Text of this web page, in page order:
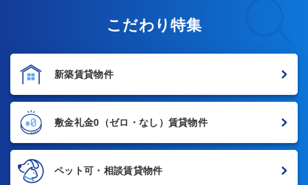
こだわり特集
新築賃貸物件
敷金礼金0 （ゼロ・なし）賃貸物件
ペット可・相談賃貸物件